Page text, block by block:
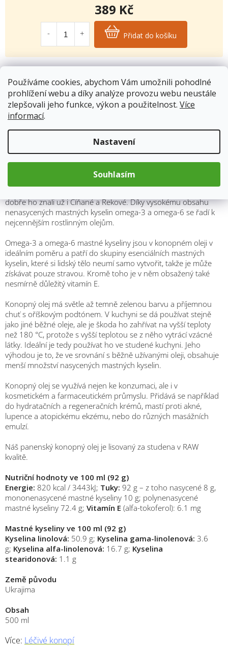
Používáme cookies, abychom Vám umožnili pohodlné
prohlížení webu a díky analýze provozu webu neustále
zlepšovali jeho funkce, výkon a použitelnost. Více
informací.
Nastavení
Souhlasím
Kategorie:
Oleje
Hmotnost: 1 kg
389 Kč
Měrná
cena:
Přidat do košíku
Konopný olej se získává ze semen technického konopí, proto
dobře ho znali už i Číňané a Řekové. Díky vysokému obsahu
nenasycených mastných kyselin omega-3 a omega-6 se řadí k
nejcennějším rostlinným olejům.
Omega-3 a omega-6 mastné kyseliny jsou v konopném oleji v
ideálním poměru a patří do skupiny esenciálních mastných
kyselin, které si lidský tělo neumí samo vytvořit, takže je může
získávat pouze stravou. Kromě toho je v něm obsažený také
nesmírně důležitý vitamín E.
Konopný olej má světle až temně zelenou barvu a příjemnou
chuť s oříškovým podtónem. V kuchyni se dá používat stejně
jako jiné běžné oleje, ale je škoda ho zahřívat na vyšší teploty
než 180 °C, protože s vyšší teplotou se z něho vytrácí vzácné
látky. Ideální je tedy používat ho ve studené kuchyni. Jeho
výhodou je to, že ve srovnání s běžně užívanými oleji, obsahuje
menší množství nasycených mastných kyselin.
Konopný olej se využívá nejen ke konzumaci, ale i v
kosmetickém a farmaceutickém průmyslu. Přidává se například
do hydratačních a regeneračních krémů, mastí proti akné,
lupence a atopickému ekzému, nebo do různých masážních
emulzí.
Náš panenský konopný olej je lisovaný za studena v RAW
kvalitě.
Nutriční hodnoty ve 100 ml (92 g)
Energie: 820 kcal / 3443kJ; Tuky: 92 g – z toho nasycené 8 g,
mononenasycené mastné kyseliny 10 g; polynenasycené
mastné kyseliny 72.4 g; Vitamín E (alfa-tokoferol): 6.1 mg
Mastné kyseliny ve 100 ml (92 g)
Kyselina linolová: 50.9 g; Kyselina gama-linolenová: 3.6
g; Kyselina alfa-linolenová: 16.7 g; Kyselina
stearidonová: 1.1 g
Země původu
Ukrajima
Obsah
500 ml
Více: Léčivé konopí